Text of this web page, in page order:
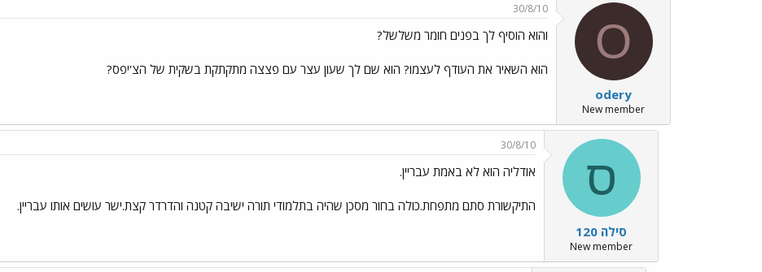
O
odery
New member
30/8/10
והוא הוסיף לך בפנים חומר משלשל?
הוא השאיר את העודף לעצמו? הוא שם לך שעון עצר עם פצצה מתקתקת בשקית של הצ'יפס?
ס
סילה 120
New member
30/8/10
אודליה הוא לא באמת עבריין.
התיקשורת סתם מתפחת.כולה בחור מסכן שהיה בתלמודי תורה ישיבה קטנה והדרדר קצת.ישר עושים אותו עבריין.